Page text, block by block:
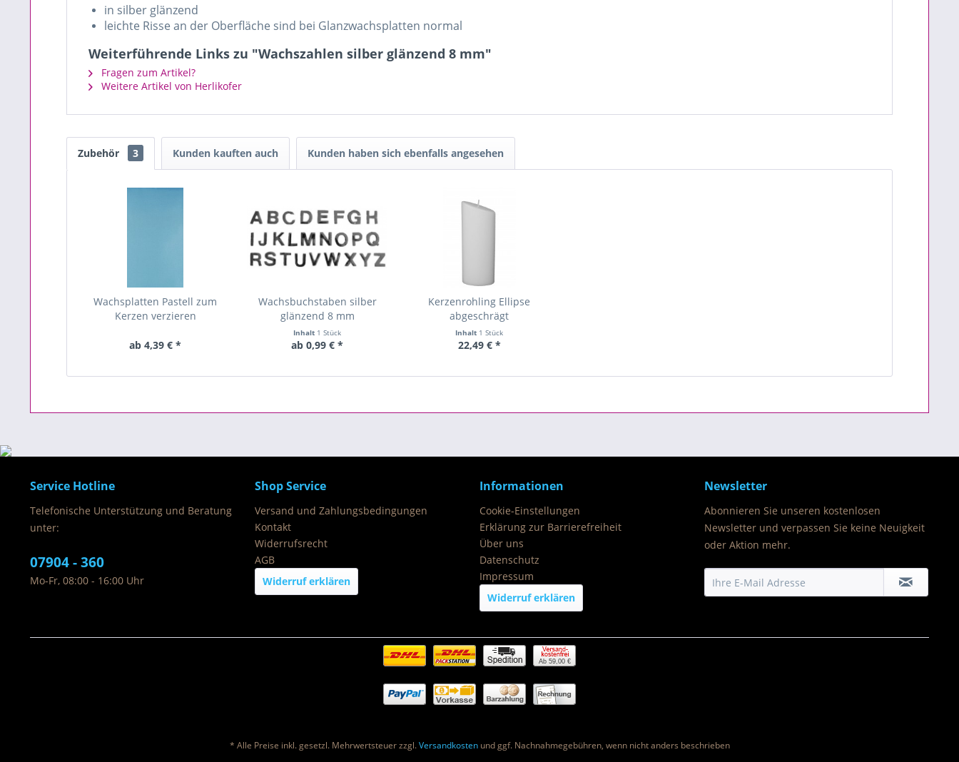
in silber glänzend
leichte Risse an der Oberfläche sind bei Glanzwachsplatten normal
Weiterführende Links zu "Wachszahlen silber glänzend 8 mm"
Fragen zum Artikel?
Weitere Artikel von Herlikofer
Zubehör 3 Kunden kauften auch Kunden haben sich ebenfalls angesehen
Wachsplatten Pastell zum
Kerzen verzieren
ab 4,39 € *
Wachsbuchstaben silber
glänzend 8 mm
Inhalt 1 Stück
ab 0,99 € *
Kerzenrohling Ellipse
abgeschrägt
Inhalt 1 Stück
22,49 € *
Service Hotline
Telefonische Unterstützung und Beratung
unter:
07904 - 360
Mo-Fr, 08:00 - 16:00 Uhr
Shop Service
Versand und Zahlungsbedingungen
Kontakt
Widerrufsrecht
AGB
Widerruf erklären
Informationen
Cookie-Einstellungen
Erklärung zur Barrierefreiheit
Über uns
Datenschutz
Impressum
Widerruf erklären
Newsletter
Abonnieren Sie unseren kostenlosen
Newsletter und verpassen Sie keine Neuigkeit
oder Aktion mehr.
Ab 59,00 €
* Alle Preise inkl. gesetzl. Mehrwertsteuer zzgl.Versandkostenund ggf. Nachnahmegebühren, wenn nicht anders beschrieben